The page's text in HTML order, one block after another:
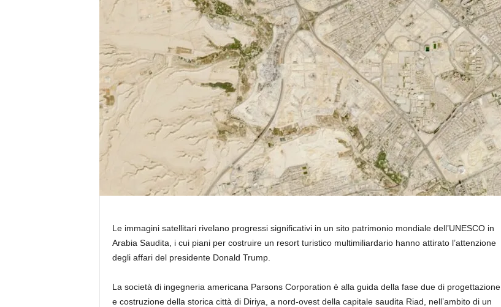
Le immagini satellitari rivelano progressi significativi in ​​un sito patrimonio mondiale dell’UNESCO in
Arabia Saudita, i cui piani per costruire un resort turistico multimiliardario hanno attirato l’attenzione
degli affari del presidente Donald Trump.
La società di ingegneria americana Parsons Corporation è alla guida della fase due di progettazione
e costruzione della storica città di Diriya, a nord-ovest della capitale saudita Riad, nell’ambito di un